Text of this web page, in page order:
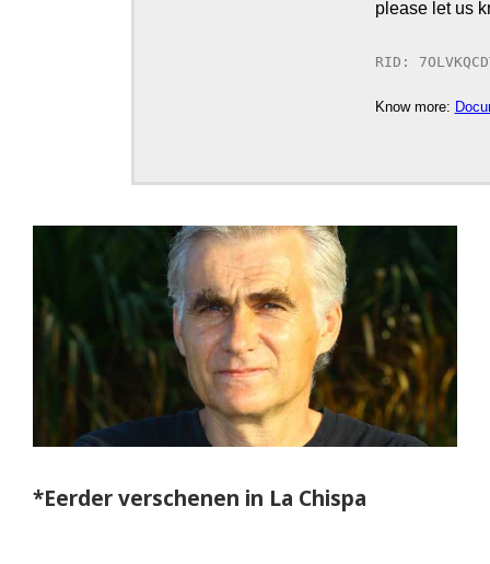
*Eerder verschenen in La Chispa